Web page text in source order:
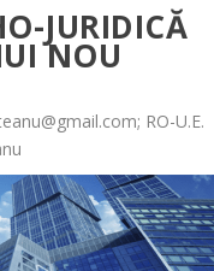
JURIDICĂ
NOU
; RO-U.E.